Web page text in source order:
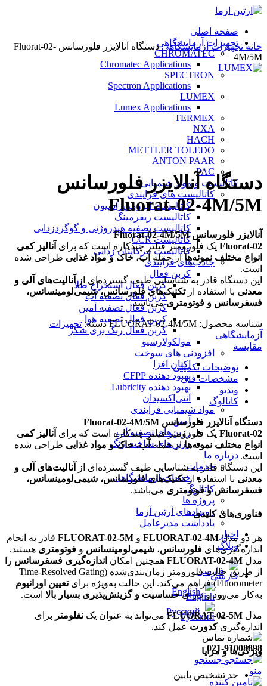
صفحه اصلی
تجهیزات آزمایشگاهی
CHROMATEC
Chromatec Applications
SPECTRON
Spectron Applications
LUMEX
Lumex Applications
TERMEX
NXA
HACH
METTLER TOLEDO
ANTON PAAR
PAC
کاتالیست و مواد شیمیایی
کاتالیست های فرایندی
کاتالیست ایزومریزاسیون
کاتالیست ریفرمینگ
کاتالیست تصفیه هیدروژنی و گوگردزدایی
کاتالیست CCR
کاتالیست مرکاپتان زدایی
جاذب‌های فرآیندی
کربن فعال
کربن فعال استخراج طلا
کربن فعال تصفیه آب
کربن فعال تصفیه آمین
کربن فعال تصفیه هوا
کربن فعال رنگ بری شکر
مولکولارسیو
افزودنی های سوخت
اکتان افزا
بهبود دهنده CFPP
بهبود دهنده Lubricity
آنتی‌اکسیدان
مواد شیمیایی فرآیندی
آمین
رزین‌های تصفیه آب
رزین‌های ساخت رنگ
درباره ما
خدمات
خدمات آزمایشگاهی
کاتالوگ
پروژه ها
رویدادهای آرتین آزما
یادداشت مدیرعامل
اخبار
وبلاگ
فارسی
English
Русский
021-91008898
جستجو
منو
خانهتجهیزات آزمایشگاهی
دستگاه آنالایزر فلورسانس Fluorat-02-
4М/5М
بزرگنمایی تصویر
دستگاه آنالایزر فلورسانس
Fluorat-02-4М/5М
آنالایزر فلورسانس Fluorat-02-4М/5М
Fluorat-02 یک فلورومتر فیلتر چندکاره است که برای آنالیز کمی
انواع مختلف نمونه‌هااز جملهآب، خاک و مواد غذایی طراحی شده
است.
این دستگاه قادر به شناسایی طیف گسترده‌ای ازآنالیت‌های آلی و
معدنی با استفاده ازتکنیک‌های فلورسانس، شیمی‌لومینسانس،
فسفرسانس و فوتومتریمی‌باشد.
شناسه محصول: FLUORAT-02-4М/5М دسته: تجهیزات
آزمایشگاهی
مقایسه
توضیحات تکمیلی
مشخصات فنی
ویدیو
کاتالوگ
دستگاه آنالایزر فلورسانس Fluorat-02-4М/5М
Fluorat-02 یک فلورومتر فیلتر چندکاره است که برای آنالیز کمی
انواع مختلف نمونه‌هااز جملهآب، خاک و مواد غذایی طراحی شده
است.
این دستگاه قادر به شناسایی طیف گسترده‌ای از
آنالیت‌های آلی و
معدنی با استفاده ازتکنیک‌های فلورسانس، شیمی‌لومینسانس،
فسفرسانس و فوتومتری می‌باشد.
فناوری‌های کلیدی
هر دو مدلFLUORAT-02-4M و FLUORAT-02-5M قادر به انجام
اندازه‌گیری‌های فلورسانس، شیمی‌لومینسانس و فوتومتری هستند.
مدل FLUORAT-02-4M همچنین امکان اندازه‌گیری فسفرسانس را
از طریق حالت فلورومتر زمان‌بندی‌شده (Time-Resolved Gating
Fluorometer) فراهم می‌کند. این حالت به‌ویژه برای
تعیین اورانیوم
به‌کار می‌رود و دارایحساسیت و گزینش‌پذیری بسیار بالا است.
مدل FLUORAT-02-5Mمی‌تواند به عنوان یک نفلومتر برای
اندازه‌گیریکدورت عمل کند.
ویژگی‌ها و مزایا
حد تشخیص پایین